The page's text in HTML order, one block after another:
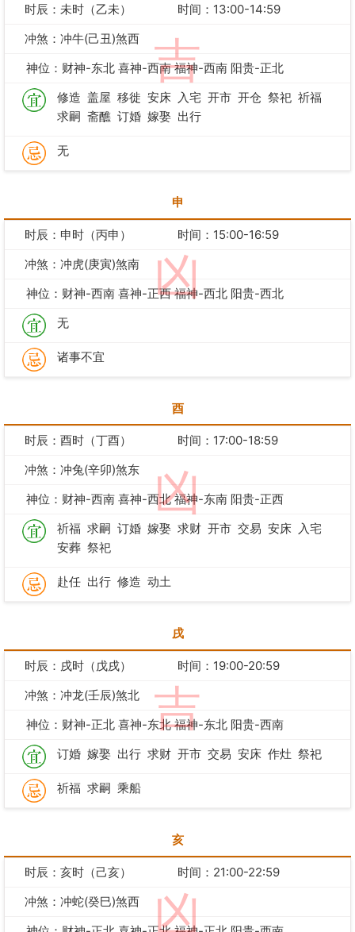
吉
时辰：未时（乙未）
时间：13:00-14:59
冲煞：冲牛(己丑)煞西
神位：财神-东北 喜神-西南 福神-西南 阳贵-正北
修造 盖屋 移徙 安床 入宅 开市 开仓 祭祀 祈福
求嗣 斋醮 订婚 嫁娶 出行
无
申
凶
时辰：申时（丙申）
时间：15:00-16:59
冲煞：冲虎(庚寅)煞南
神位：财神-西南 喜神-正西 福神-西北 阳贵-西北
无
诸事不宜
酉
凶
时辰：酉时（丁酉）
时间：17:00-18:59
冲煞：冲兔(辛卯)煞东
神位：财神-西南 喜神-西北 福神-东南 阳贵-正西
祈福 求嗣 订婚 嫁娶 求财 开市 交易 安床 入宅
安葬 祭祀
赴任 出行 修造 动土
戌
吉
时辰：戌时（戊戌）
时间：19:00-20:59
冲煞：冲龙(壬辰)煞北
神位：财神-正北 喜神-东北 福神-东北 阳贵-西南
订婚 嫁娶 出行 求财 开市 交易 安床 作灶 祭祀
祈福 求嗣 乘船
亥
凶
时辰：亥时（己亥）
时间：21:00-22:59
冲煞：冲蛇(癸巳)煞西